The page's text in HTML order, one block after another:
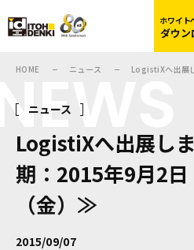
ホワイト
ダウン
HOME ニュース LogistiXへ出展
ニュース
LogistiXへ出展し
期：2015年9月2日
（金）≫
2015/09/07